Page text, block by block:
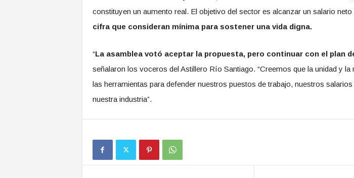
constituyen un aumento real. El objetivo del sector es alcanzar un salario neto
cifra que consideran mínima para sostener una vida digna.
“La asamblea votó aceptar la propuesta, pero continuar con el plan
señalaron los voceros del Astillero Río Santiago. “Creemos que la unidad y
las herramientas para defender nuestros puestos de trabajo, nuestros
nuestra industria”.